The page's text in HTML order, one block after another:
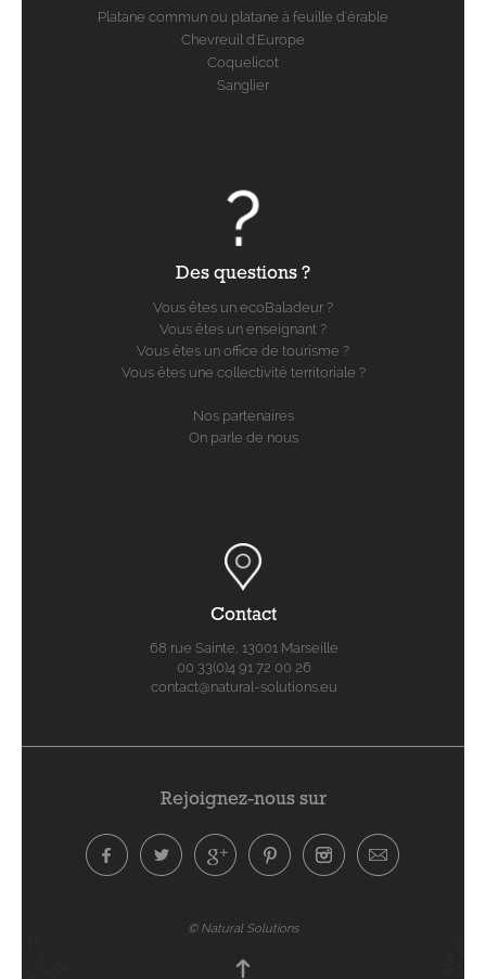
Platane commun ou platane à feuille d'érable
Chevreuil d'Europe
Coquelicot
Sanglier
Des questions ?
Vous êtes un ecoBaladeur ?
Vous êtes un enseignant ?
Vous êtes un office de tourisme ?
Vous êtes une collectivité territoriale ?
Nos partenaires
On parle de nous
Contact
68 rue Sainte, 13001 Marseille
00 33(0)4 91 72 00 26
contact@natural-solutions.eu
Rejoignez-nous sur
© Natural Solutions